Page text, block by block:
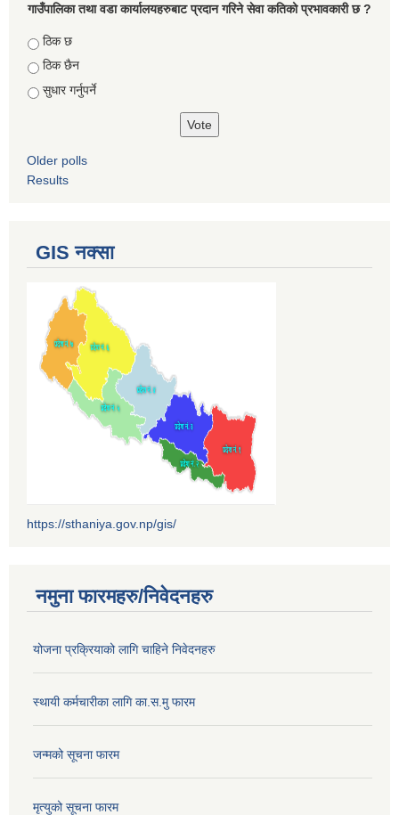
गाउँपालिका तथा वडा कार्यालयहरुबाट प्रदान गरिने सेवा कतिको प्रभावकारी छ ?
Choices
ठिक छ
ठिक छैन
सुधार गर्नुपर्ने
Older polls
Results
GIS नक्सा
https://sthaniya.gov.np/gis/
नमुना फारमहरु/निवेदनहरु
योजना प्रक्रियाको लागि चाहिने निवेदनहरु
स्थायी कर्मचारीका लागि का.स.मु फारम
जन्मको सूचना फारम
मृत्युको सूचना फारम